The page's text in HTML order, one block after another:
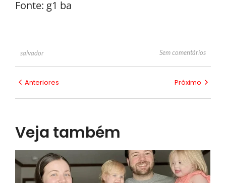
Fonte: g1 ba
salvador Sem comentários
Anteriores Próximo
Veja também